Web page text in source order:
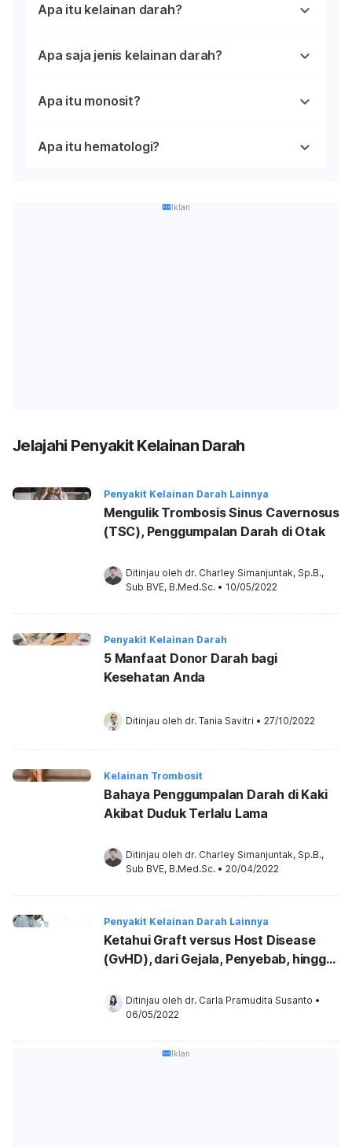
Apa itu kelainan darah?
Apa saja jenis kelainan darah?
Apa itu monosit?
Apa itu hematologi?
Iklan
Jelajahi Penyakit Kelainan Darah
Penyakit Kelainan Darah Lainnya
Mengulik Trombosis Sinus Cavernosus
(TSC), Penggumpalan Darah di Otak
Ditinjau oleh dr. Charley Simanjuntak, Sp.B.,
Sub BVE, B.Med.Sc. • 10/05/2022
Penyakit Kelainan Darah
5 Manfaat Donor Darah bagi
Kesehatan Anda
Ditinjau oleh dr. Tania Savitri • 27/10/2022
Kelainan Trombosit
Bahaya Penggumpalan Darah di Kaki
Akibat Duduk Terlalu Lama
Ditinjau oleh dr. Charley Simanjuntak, Sp.B.,
Sub BVE, B.Med.Sc. • 20/04/2022
Penyakit Kelainan Darah Lainnya
Ketahui Graft versus Host Disease
(GvHD), dari Gejala, Penyebab, hingga
Ditinjau oleh dr. Carla Pramudita Susanto •
06/05/2022
Iklan